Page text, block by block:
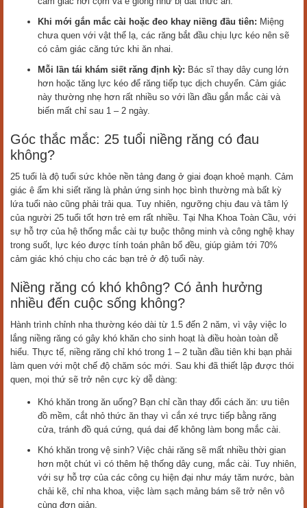
Khi mới gắn mắc cài hoặc đeo khay niềng đầu tiên: Miệng
chưa quen với vật thể lạ, các răng bắt đầu chịu lực kéo nên sẽ
có cảm giác căng tức khi ăn nhai.
Mỗi lần tái khám siết răng định kỳ: Bác sĩ thay dây cung lớn
hơn hoặc tăng lực kéo để răng tiếp tục dịch chuyển. Cảm giác
này thường nhẹ hơn rất nhiều so với lần đầu gắn mắc cài và
biến mất chỉ sau 1 – 2 ngày.
Góc thắc mắc: 25 tuổi niềng răng có đau
không?
25 tuổi là độ tuổi sức khỏe nền tảng đang ở giai đoạn khoẻ mạnh. Cảm
giác ê ẩm khi siết răng là phản ứng sinh học bình thường mà bất kỳ
lứa tuổi nào cũng phải trải qua. Tuy nhiên, ngưỡng chịu đau và tâm lý
của người 25 tuổi tốt hơn trẻ em rất nhiều. Tại Nha Khoa Toàn Cầu, với
sự hỗ trợ của hệ thống mắc cài tự buộc thông minh và công nghệ khay
trong suốt, lực kéo được tính toán phân bổ đều, giúp giảm tới 70%
cảm giác khó chịu cho các bạn trẻ ở độ tuổi này.
Niềng răng có khó không? Có ảnh hưởng
nhiều đến cuộc sống không?
Hành trình chỉnh nha thường kéo dài từ 1.5 đến 2 năm, vì vậy việc lo
lắng niềng răng có gây khó khăn cho sinh hoạt là điều hoàn toàn dễ
hiểu. Thực tế, niềng răng chỉ khó trong 1 – 2 tuần đầu tiên khi bạn phải
làm quen với một chế độ chăm sóc mới. Sau khi đã thiết lập được thói
quen, mọi thứ sẽ trở nên cực kỳ dễ dàng:
Khó khăn trong ăn uống? Bạn chỉ cần thay đổi cách ăn: ưu tiên
đồ mềm, cắt nhỏ thức ăn thay vì cắn xé trực tiếp bằng răng
cửa, tránh đồ quá cứng, quá dai để không làm bong mắc cài.
Khó khăn trong vệ sinh? Việc chải răng sẽ mất nhiều thời gian
hơn một chút vì có thêm hệ thống dây cung, mắc cài. Tuy nhiên,
với sự hỗ trợ của các công cụ hiện đại như máy tăm nước, bàn
chải kẽ, chỉ nha khoa, việc làm sạch mảng bám sẽ trở nên vô
cùng đơn giản.